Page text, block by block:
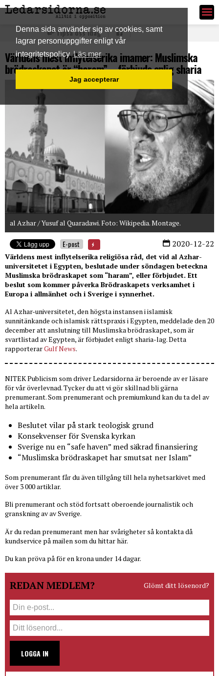
Denna sida använder sig av cookies, samt
lagrar personuppgifter enligt vår
integritetspolicy Läs mer
Jag accepterar
Ledarsidorna.se
Tipsa oss idag
Världens mest inflytelserika imamer: Muslimska
brödraskapet är “haram” – förbjuds enlig sharia
al Azhar / Yusuf al Quaradawi. Foto: Wikipedia. Montage.
2020-12-22
E-post
Världens mest inflytelserika religiösa råd, det vid al Azhar-
universitetet i Egypten, beslutade under söndagen beteckna
Muslimska brödraskapet som “haram”, eller förbjudet. Ett
beslut som kommer påverka Brödraskapets verksamhet i
Europa i allmänhet och i Sverige i synnerhet.
Al Azhar-universitetet, den högsta instansen i islamisk
sunnitänkande och islamisk rättspraxis i Egypten, meddelade den 20
december att anslutning till Muslimska brödraskapet, som är
svartlistad av Egypten, är förbjudet enligt sharia-lag. Detta
rapporterarGulf News.
NITEK Publicism som driver Ledarsidorna är beroende av er läsare
för vår överlevnad. Tycker du att vi gör skillnad bli gärna
prenumerant. Som prenumerant och premiumkund kan du ta del av
hela artikeln.
Beslutet vilar på stark teologisk grund
Konsekvenser för Svenska kyrkan
Sverige nu en “safe haven” med säkrad finansiering
“Muslimska brödraskapet har smutsat ner Islam”
Som prenumerant får du även tillgång till hela nyhetsarkivet med
över 3 000 artiklar.
Bli prenumerant och stöd fortsatt oberoende journalistik och
granskning av av Sverige.
Är du redan prenumerant men har svårigheter så kontakta då
kundservice på mailen som du hittar här.
Du kan pröva på för en krona under 14 dagar.
REDAN MEDLEM? Glömt ditt lösenord?
LOGGA IN